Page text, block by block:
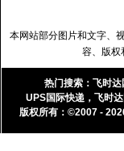
本网站部分图片和文字、
容、版权
热门搜索： 飞时达
UPS国际快递 ， 飞时
版权所有：©2007 -